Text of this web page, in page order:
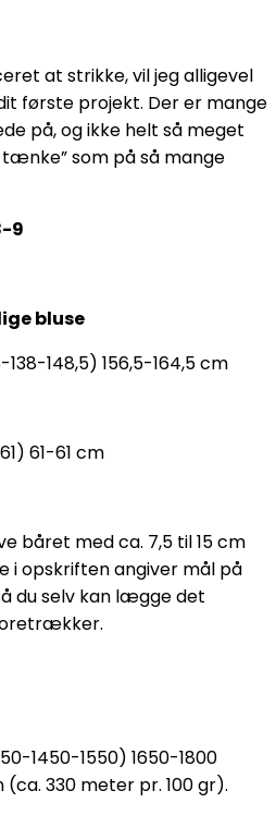
at strikke, vil jeg alligevel
første projekt. Der er mange
på, og ikke helt så meget
som på så mange
9
bluse
138-148,5) 156,5-164,5 cm
61-61 cm
båret med ca. 7,5 til 15 cm
i opskriften angiver mål på
du selv kan lægge det
1450-1550) 1650-1800
330 meter pr. 100 gr).